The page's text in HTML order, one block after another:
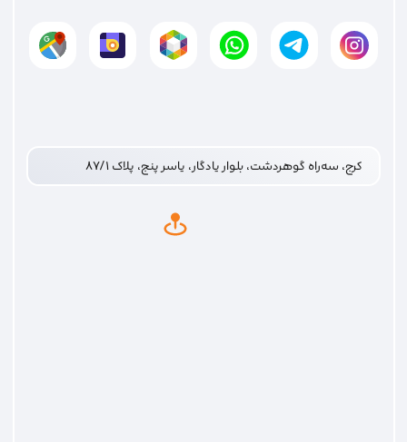
کرج، سه‌راه گوهردشت، بلوار یادگار، یاسر پنج، پلاک ۸۷/۱